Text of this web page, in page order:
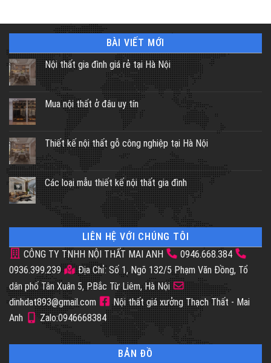
BÀI VIẾT MỚI
Nội thất gia đình giá rẻ tại Hà Nội
Mua nội thất ở đâu uy tín
Thiết kế nội thất gỗ công nghiệp tại Hà Nội
Các loại mẫu thiết kế nội thất gia đình
LIÊN HỆ VỚI CHÚNG TÔI
CÔNG TY TNHH NỘI THẤT MAI ANH
0946.668.384
0936.399.239
Địa Chỉ: Số 1, Ngõ 132/5 Phạm Văn Đồng, Tổ
dân phố Tân Xuân 5, P.Bắc Từ Liêm, Hà Nội
dinhdat893@gmail.com
Nội thất giá xưởng Thạch Thất - Mai
Anh
Zalo:0946668384
BẢN ĐỒ